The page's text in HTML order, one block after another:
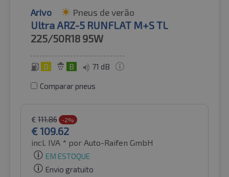
Arivo Pneus de verão
Ultra ARZ-5 RUNFLAT M+S TL
225/50R18 95W
D B 71 dB
Comparar pneus
€ 111.86 -2%
€109.62
incl. IVA * por Auto-Raifen GmbH
EM ESTOQUE
Envio gratuito